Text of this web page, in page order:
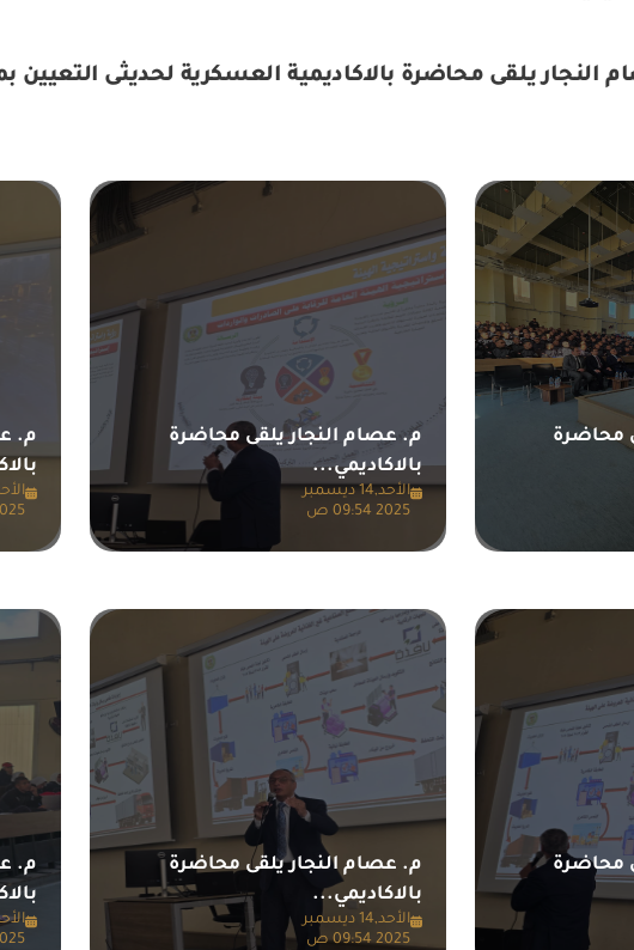
النجار يلقى محاضرة بالاكاديمية العسكرية لحديثى التعيين
محاضرة
م. عصام النجار يلقى محاضرة
بالاكاديمي...
الأحد,14 ديسمبر
2025 09:54 ص
م.
2025
محاضرة
م. عصام النجار يلقى محاضرة
بالاكاديمي...
الأحد,14 ديسمبر
2025 09:54 ص
م.
2025